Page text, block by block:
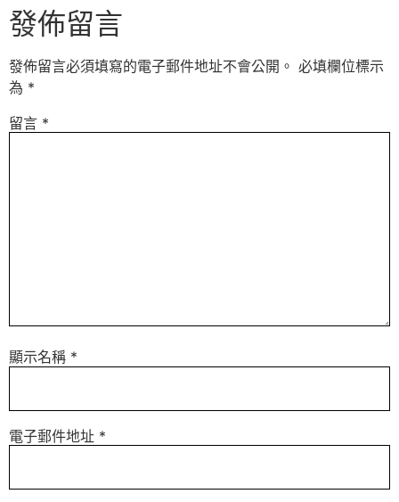
發佈留言
發佈留言必須填寫的電子郵件地址不會公開。 必填欄位標示
為 *
留言 *
顯示名稱 *
電子郵件地址 *